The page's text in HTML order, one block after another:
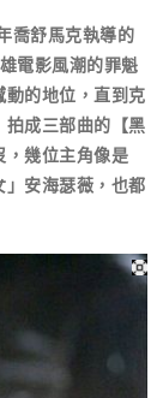
喬舒馬克執導的
電影風潮的罪魁
的地位，直到克
成三部曲的【黑
，幾位主角像是
」安海瑟薇，也都